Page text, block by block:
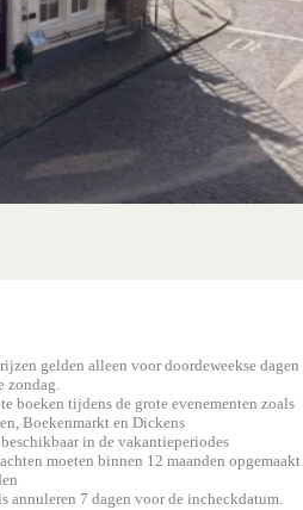
gelden alleen voor doordeweekse dagen
zondag.
boeken tijdens de grote evenementen zoals
Boekenmarkt en Dickens
in de vakantieperiodes
moeten binnen 12 maanden opgemaakt
annuleren 7 dagen voor de incheckdatum.